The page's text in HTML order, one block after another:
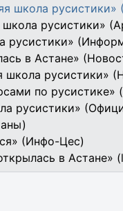
школа
русистики»
русистики»
в Астане»
школа русистики»
по русистике»
русистики»
(Инфо-Цес)
в Астане»